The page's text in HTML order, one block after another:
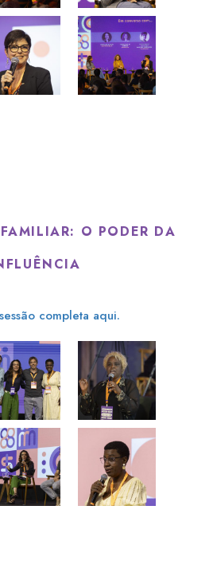
O PODER DA
completa aqui.